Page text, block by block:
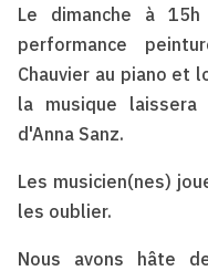
Le dimanche à 15h
performance
Chauvier au piano et
la musique
d'Anna Sanz.
Les musicien(nes)
les oublier.
Nous avons hâte